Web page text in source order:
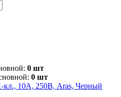
0 шт
0 шт
кл., 10А, 250В, Aras, Черный